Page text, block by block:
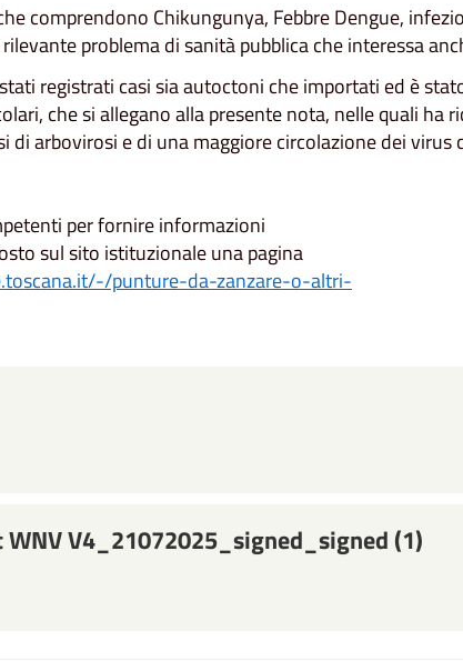
comprendono Chikungunya, Febbre Dengue,
problema di sanità pubblica che interessa
registrati casi sia autoctoni che importati ed è
che si allegano alla presente nota, nelle quali ha
arbovirosi e di una maggiore circolazione dei virus
per fornire informazioni
sul sito istituzionale una pagina
punture-da-zanzare-o-altri-
V4_21072025_signed_signed (1)